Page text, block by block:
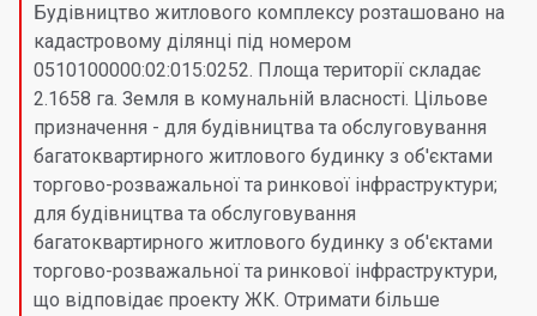
Будівництво житлового комплексу розташовано на
кадастровому ділянці під номером
0510100000:02:015:0252. Площа території складає
2.1658 га. Земля в комунальній власності. Цільове
призначення - для будівництва та обслуговування
багатоквартирного житлового будинку з об'єктами
торгово-розважальної та ринкової інфраструктури;
для будівництва та обслуговування
багатоквартирного житлового будинку з об'єктами
торгово-розважальної та ринкової інфраструктури,
що відповідає проекту ЖК. Отримати більше